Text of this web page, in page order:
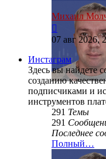
Михаил
Перейти
к
последнему
сообщению
07 авг 2026,
Инстаграм
Здесь вы найдете
созданию
подписчиками и
инструментов
291 Темы
291
Последнее
Полный…